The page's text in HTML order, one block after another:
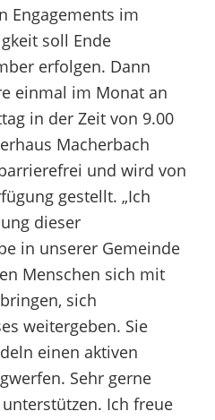
Engagements im
soll Ende
erfolgen. Dann
einmal im Monat an
in der Zeit von 9.00
Macherbach
und wird von
gestellt. „Ich
dieser
in unserer Gemeinde
Menschen sich mit
sich
weitergeben. Sie
einen aktiven
Sehr gerne
Ich freue